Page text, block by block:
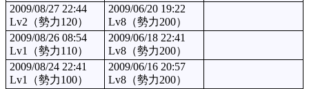
2009/08/27 22:44
Lv2（勢力120）
2009/06/20 19:22
Lv8（勢力200）
2009/08/26 08:54
Lv1（勢力110）
2009/06/18 22:41
Lv8（勢力200）
2009/08/24 22:41
Lv1（勢力100）
2009/06/16 20:57
Lv8（勢力200）